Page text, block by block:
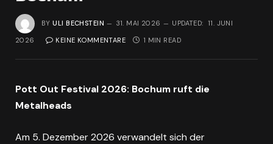
BY ULI BECHSTEIN 31. MAI 2026 UPDATED: 11. JUNI
2026 KEINE KOMMENTARE 1 MIN READ
Pott Out Festival 2026: Bochum ruft die
Metalheads
Am 5. Dezember 2026 verwandelt sich der